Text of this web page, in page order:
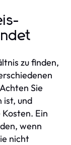
zu finden,
Sie
ist, und
Ein
wenn
nicht